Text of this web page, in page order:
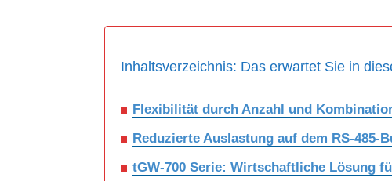
Inhaltsverzeichnis: Das erwartet Sie in
Flexibilität durch Anzahl und
Reduzierte Auslastung auf dem RS-485-
tGW-700 Serie: Wirtschaftliche Lösung